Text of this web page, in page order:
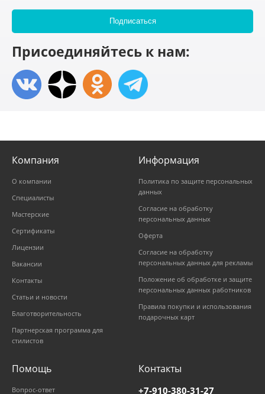
Присоединяйтесь к нам:
Компания
О компании
Специалисты
Мастерские
Сертификаты
Лицензии
Вакансии
Контакты
Статьи и новости
Благотворительность
Партнерская программа для
стилистов
Информация
Политика по защите персональных
данных
Согласие на обработку
персональных данных
Оферта
Согласие на обработку
персональных данных для рекламы
Положение об обработке и защите
персональных данных работников
Правила покупки и использования
подарочных карт
Помощь
Вопрос-ответ
Контакты
+7-910-380-31-27